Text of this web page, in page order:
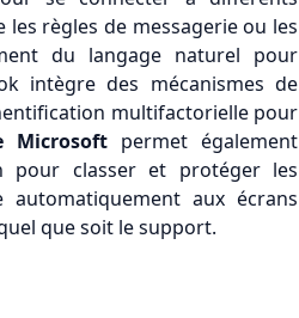
règles de messagerie ou les
du langage naturel pour
intègre des mécanismes de
multifactorielle pour
Microsoft permet également
pour classer et protéger les
automatiquement aux écrans
que soit le support.